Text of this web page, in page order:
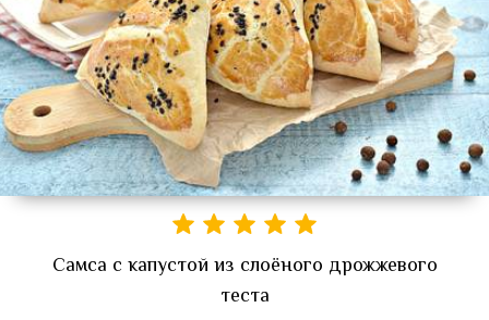
Самса с капустой из слоёного дрожжевого
теста